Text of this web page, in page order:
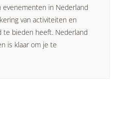
evenementen in Nederland
van activiteiten en
bieden heeft. Nederland
is klaar om je te